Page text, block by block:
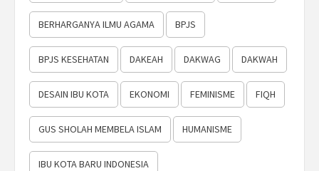
BERHARGANYA ILMU AGAMA BPJS
BPJS KESEHATAN DAKEAH DAKWAG DAKWAH
DESAIN IBU KOTA EKONOMI FEMINISME FIQH
GUS SHOLAH MEMBELA ISLAM HUMANISME
IBU KOTA BARU INDONESIA